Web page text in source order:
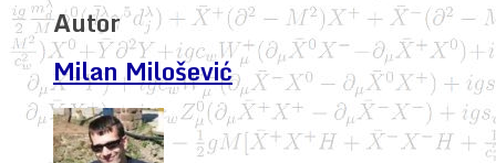
Autor
Milan Milošević